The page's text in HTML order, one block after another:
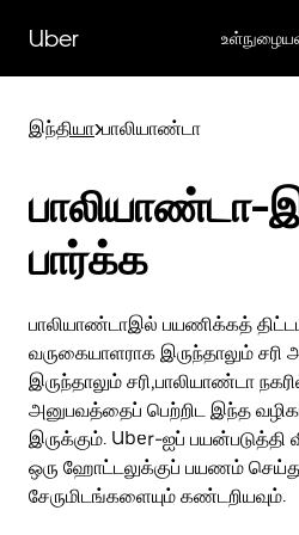
பக்கத்திற்குச்
செல்லவும்
Uber
இந்தியா>பாலியாண்டா
பாலியாண்டா-
பார்க்க
பாலியாண்டாஇல் பயணிக்கத்
வருகையாளராக இருந்தாலும் சரி
இருந்தாலும் சரி,பாலியாண்டா
அனுபவத்தைப் பெற்றிட இந்த
இருக்கும். Uber-ஐப் பயன்படுத்தி
ஒரு ஹோட்டலுக்குப் பயணம்
சேருமிடங்களையும் கண்டறியவும்.